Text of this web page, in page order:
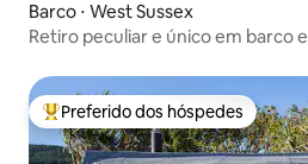
Barco ⋅ West Sussex
Retiro peculiar e único em barco
Entre os melhores preferidos dos
Preferido dos hóspedes